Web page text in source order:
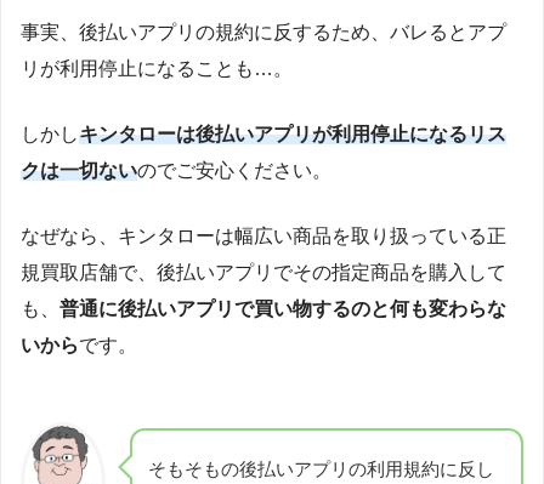
事実、後払いアプリの規約に反するため、バレるとアプ
リが利用停止になることも…。
しかしキンタローは後払いアプリが利用停止になるリス
クは一切ないのでご安心ください。
なぜなら、キンタローは幅広い商品を取り扱っている正
規買取店舗で、後払いアプリでその指定商品を購入して
も、 普通に後払いアプリで買い物するのと何も変わらな
いからです。
そもそもの後払いアプリの利用規約に反し